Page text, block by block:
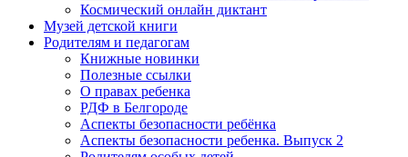
Космический онлайн диктант
Музей детской книги
Родителям и педагогам
Книжные новинки
Полезные ссылки
О правах ребенка
РДФ в Белгороде
Аспекты безопасности ребёнка
Аспекты безопасности ребенка. Выпуск 2